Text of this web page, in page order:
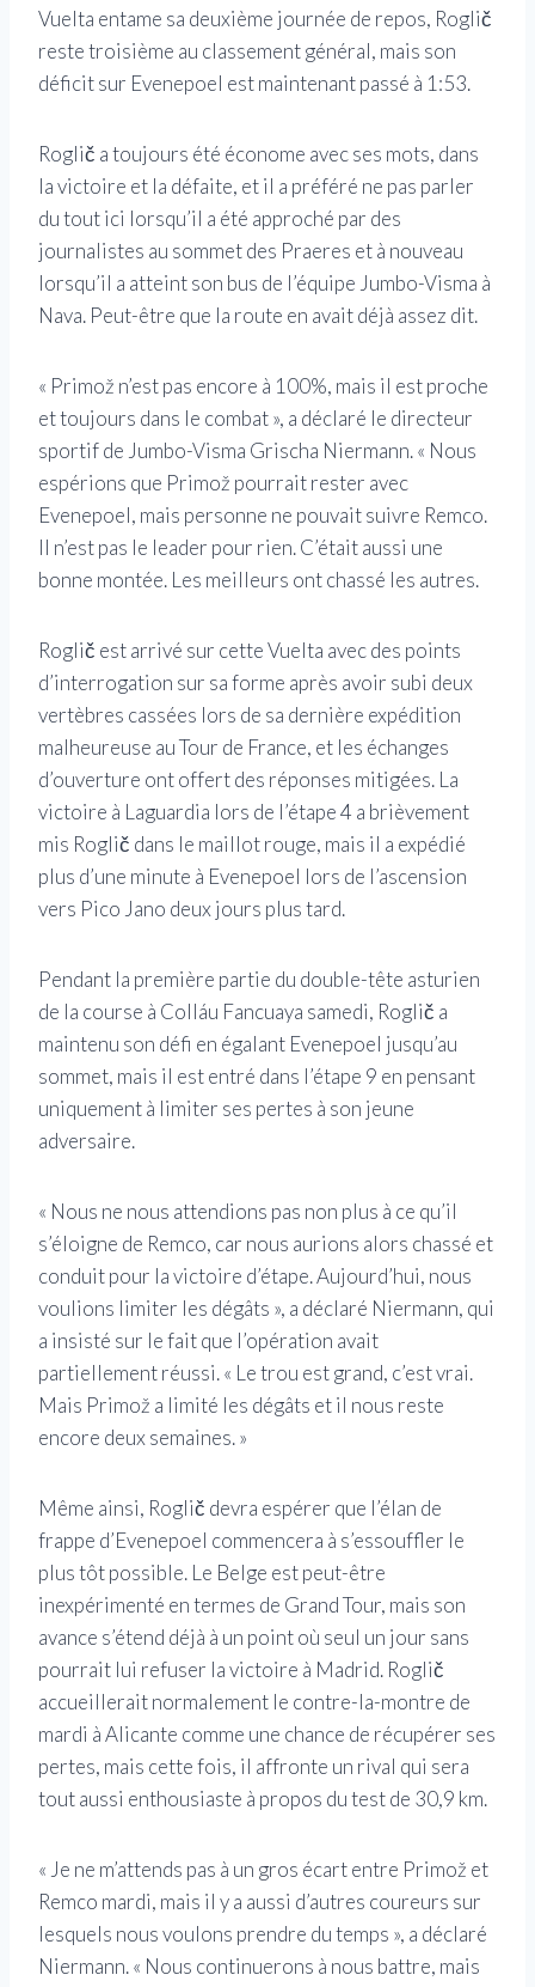
Vuelta entame sa deuxième journée de repos, Roglič
reste troisième au classement général, mais son
déficit sur Evenepoel est maintenant passé à 1:53.
Roglič a toujours été économe avec ses mots, dans
la victoire et la défaite, et il a préféré ne pas parler
du tout ici lorsqu’il a été approché par des
journalistes au sommet des Praeres et à nouveau
lorsqu’il a atteint son bus de l’équipe Jumbo-Visma à
Nava. Peut-être que la route en avait déjà assez dit.
« Primož n’est pas encore à 100%, mais il est proche
et toujours dans le combat », a déclaré le directeur
sportif de Jumbo-Visma Grischa Niermann. « Nous
espérions que Primož pourrait rester avec
Evenepoel, mais personne ne pouvait suivre Remco.
Il n’est pas le leader pour rien. C’était aussi une
bonne montée. Les meilleurs ont chassé les autres.
Roglič est arrivé sur cette Vuelta avec des points
d’interrogation sur sa forme après avoir subi deux
vertèbres cassées lors de sa dernière expédition
malheureuse au Tour de France, et les échanges
d’ouverture ont offert des réponses mitigées. La
victoire à Laguardia lors de l’étape 4 a brièvement
mis Roglič dans le maillot rouge, mais il a expédié
plus d’une minute à Evenepoel lors de l’ascension
vers Pico Jano deux jours plus tard.
Pendant la première partie du double-tête asturien
de la course à Colláu Fancuaya samedi, Roglič a
maintenu son défi en égalant Evenepoel jusqu’au
sommet, mais il est entré dans l’étape 9 en pensant
uniquement à limiter ses pertes à son jeune
adversaire.
« Nous ne nous attendions pas non plus à ce qu’il
s’éloigne de Remco, car nous aurions alors chassé et
conduit pour la victoire d’étape. Aujourd’hui, nous
voulions limiter les dégâts », a déclaré Niermann, qui
a insisté sur le fait que l’opération avait
partiellement réussi. « Le trou est grand, c’est vrai.
Mais Primož a limité les dégâts et il nous reste
encore deux semaines. »
Même ainsi, Roglič devra espérer que l’élan de
frappe d’Evenepoel commencera à s’essouffler le
plus tôt possible. Le Belge est peut-être
inexpérimenté en termes de Grand Tour, mais son
avance s’étend déjà à un point où seul un jour sans
pourrait lui refuser la victoire à Madrid. Roglič
accueillerait normalement le contre-la-montre de
mardi à Alicante comme une chance de récupérer ses
pertes, mais cette fois, il affronte un rival qui sera
tout aussi enthousiaste à propos du test de 30,9 km.
« Je ne m’attends pas à un gros écart entre Primož et
Remco mardi, mais il y a aussi d’autres coureurs sur
lesquels nous voulons prendre du temps », a déclaré
Niermann. « Nous continuerons à nous battre, mais